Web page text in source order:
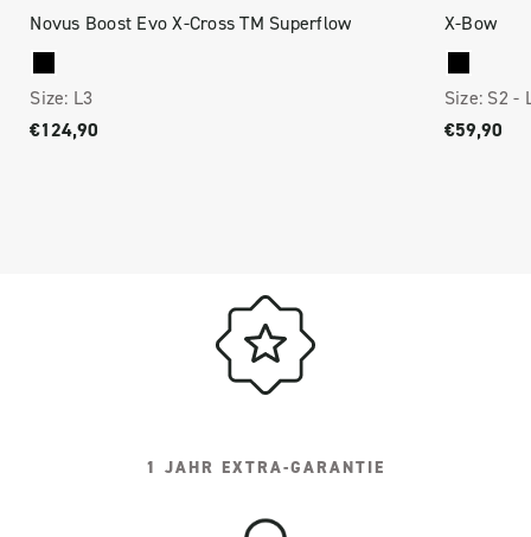
Novus Boost Evo X-Cross TM Superflow
Size: L3
€124,90
X-Bow
Size: S2 -
€59,90
1 JAHR EXTRA-GARANTIE